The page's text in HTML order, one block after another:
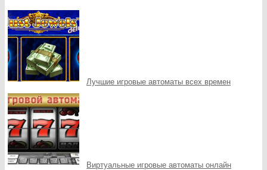
Лучшие игровые автоматы всех времен
Виртуальные игровые автоматы онлайн